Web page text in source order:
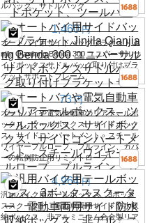
ルバッグ、サドルバッグ
1,460 円
オートバイ用サイドバッグブラケット Ji
njila Qianjiang Benda 300 ユニバーサルサ
イドボックスサドルバッグ取り付けブラ
ケットサポートフレーム
73 円
オートバイや電気自動車のリアテールボ
ックス、ツールボックス、サイドボック
ス、サイドコンパートメント、スチール
ワイヤープルロープ、プルライン、カバ
ーの転倒防止用リミットロープ
4,964 円
汎用バイク用テールボックス、3ボック
ススクーター、電動車両用サイド防水収
納ボックス、非アルミニウム合金製リア